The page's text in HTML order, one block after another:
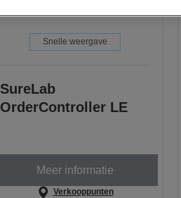
Snelle weergave
SureLab
OrderController LE
Meer informatie
Verkooppunten